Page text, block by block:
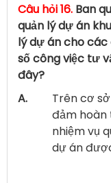
Câu hỏi 16. Ban
quản lý dự án
lý dự án cho
số công việc tư
đây?
A.
Trên cơ
đảm hoàn
nhiệm vụ
dự án